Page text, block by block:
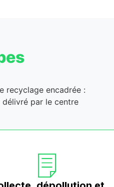
recyclage encadrée :
délivré par le centre